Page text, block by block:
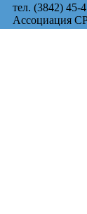
тел. (3842) 45-
Ассоциация